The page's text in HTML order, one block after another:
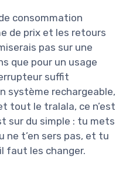
consommation
de prix et les retours
pas sur une
que pour un usage
suffit
système rechargeable,
tout le tralala, ce n’est
sur du simple : tu mets
ne t’en sers pas, et tu
faut les changer.